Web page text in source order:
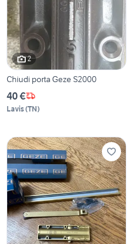
2
Chiudi porta Geze S2000
40 €
Lavis(TN)